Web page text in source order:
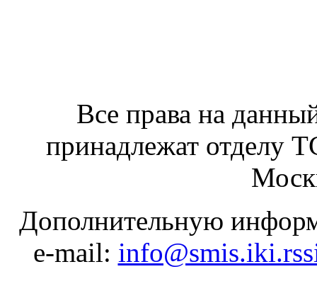
Все права на
принадлежат
Дополнительную
e-mail: